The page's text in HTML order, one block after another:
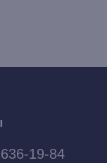
19-84